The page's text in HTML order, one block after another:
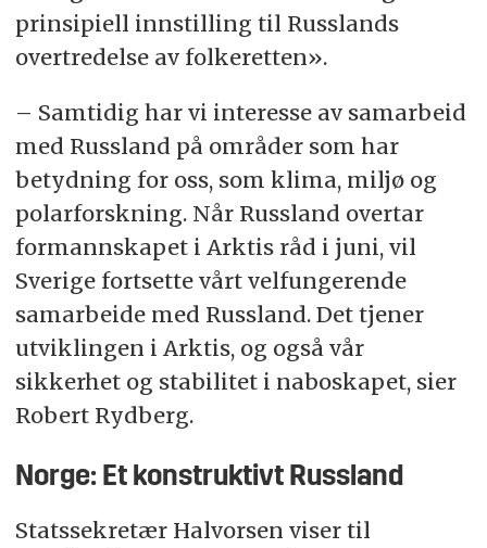
prinsipiell innstilling til Russlands
overtredelse av folkeretten».
– Samtidig har vi interesse av samarbeid
med Russland på områder som har
betydning for oss, som klima, miljø og
polarforskning. Når Russland overtar
formannskapet i Arktis råd i juni, vil
Sverige fortsette vårt velfungerende
samarbeide med Russland. Det tjener
utviklingen i Arktis, og også vår
sikkerhet og stabilitet i naboskapet, sier
Robert Rydberg.
Norge: Et konstruktivt Russland
Statssekretær Halvorsen viser til